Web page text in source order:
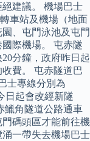
建議。 機場巴士
車站及機場（地面
、屯門泳池及屯門
際機場。 屯赤隧
分鐘，政府昨日起
費。 屯赤隧道巴
士專線分別為
日起會改經新隧
鱲角隧道公路通車
碼頭區才能前往機
一帶失去機場巴士